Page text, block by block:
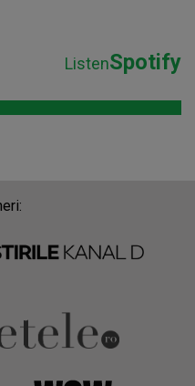
ListenSpotify